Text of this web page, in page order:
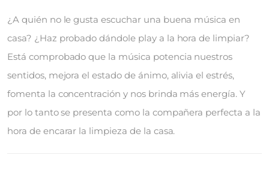
¿A quién no le gusta escuchar una buena música en
casa? ¿Haz probado dándole play a la hora de limpiar?
Está comprobado que la música potencia nuestros
sentidos, mejora el estado de ánimo, alivia el estrés,
fomenta la concentración y nos brinda más energía. Y
por lo tanto se presenta como la compañera perfecta a la
hora de encarar la limpieza de la casa.